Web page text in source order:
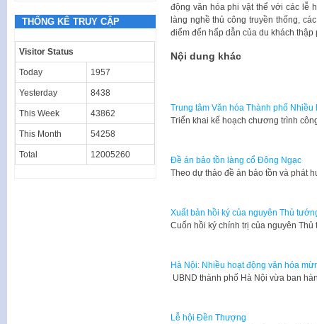
động văn hóa phi vật thể với các lễ
làng nghề thủ công truyền thống,
điểm đến hấp dẫn của du khách thập
Nội dung khác
Trung tâm Văn hóa Thành phố
​Triển khai kế hoạch chương trình
Đề án bảo tồn làng cổ Đông Ngạc
​​Theo dự thảo đề án bảo tồn và phát
Xuất bản hồi ký của nguyên Thủ
​Cuốn hồi ký chính trị của nguyên
Hà Nội: Nhiều hoạt động văn hóa
UBND thành phố Hà Nội vừa ban
Lễ hội Đền Thượng
THỐNG KÊ TRUY CẬP
Visitor Status
Today 1957
Yesterday 8438
This Week 43862
This Month 54258
Total 12005260